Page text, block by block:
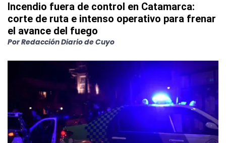
Incendio fuera de control en Catamarca:
corte de ruta e intenso operativo para frenar
el avance del fuego
PorRedacción Diario de Cuyo